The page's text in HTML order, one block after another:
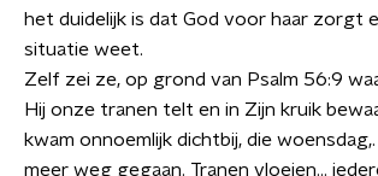
het duidelijk is dat God voor haar zorgt
situatie weet.
Zelf zei ze, op grond van Psalm 56:9
Hij onze tranen telt en in Zijn kruik
kwam onnoemlijk dichtbij, die
meer weg gegaan. Tranen vloeien...